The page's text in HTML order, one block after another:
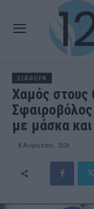
ΔΙΑΦΟΡΑ
Χαμός στους
με μάσκα
8 Αυγούστου, 2024